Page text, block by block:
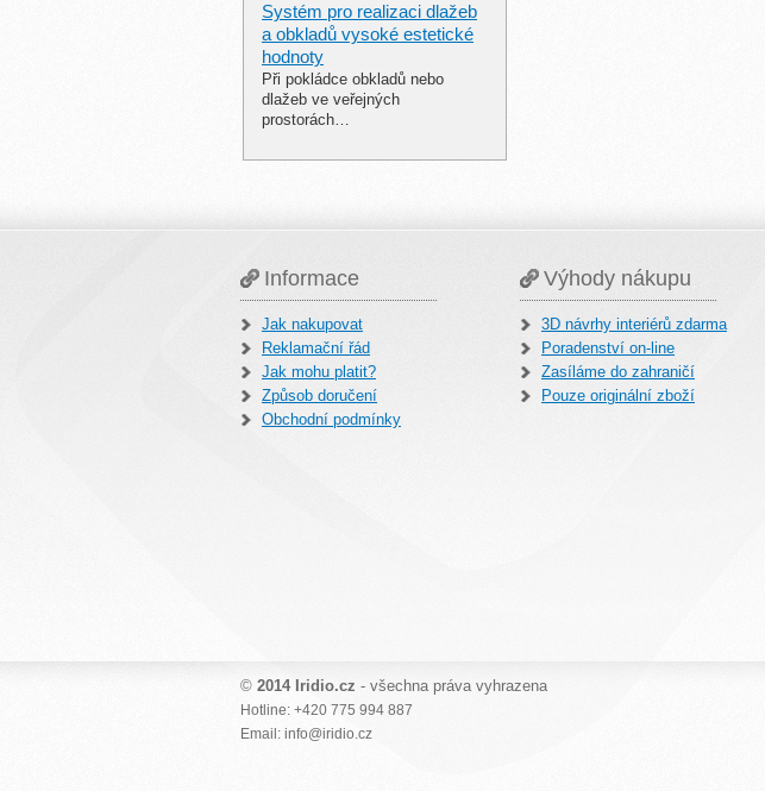
Systém pro realizaci dlažeb
a obkladů vysoké estetické
hodnoty
Při pokládce obkladů nebo
dlažeb ve veřejných
prostorách…
Informace
Jak nakupovat
Reklamační řád
Jak mohu platit?
Způsob doručení
Obchodní podmínky
Výhody nákupu
3D návrhy interiérů zdarma
Poradenství on-line
Zasíláme do zahraničí
Pouze originální zboží
© 2014 Iridio.cz - všechna práva vyhrazena
Hotline: +420 775 994 887
Email: info@iridio.cz